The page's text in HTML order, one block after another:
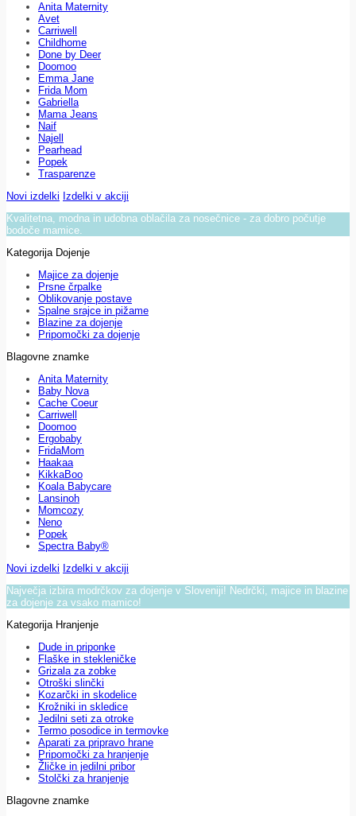
Anita Maternity
Avet
Carriwell
Childhome
Done by Deer
Doomoo
Emma Jane
Frida Mom
Gabriella
Mama Jeans
Naif
Najell
Pearhead
Popek
Trasparenze
Novi izdelki Izdelki v akciji
Kvalitetna, modna in udobna oblačila za nosečnice - za dobro počutje
bodoče mamice.
Kategorija Dojenje
Majice za dojenje
Prsne črpalke
Oblikovanje postave
Spalne srajce in pižame
Blazine za dojenje
Pripomočki za dojenje
Blagovne znamke
Anita Maternity
Baby Nova
Cache Coeur
Carriwell
Doomoo
Ergobaby
FridaMom
Haakaa
KikkaBoo
Koala Babycare
Lansinoh
Momcozy
Neno
Popek
Spectra Baby®
Novi izdelki Izdelki v akciji
Največja izbira modrčkov za dojenje v Sloveniji! Nedrčki, majice in blazine
za dojenje za vsako mamico!
Kategorija Hranjenje
Dude in priponke
Flaške in stekleničke
Grizala za zobke
Otroški slinčki
Kozarčki in skodelice
Krožniki in skledice
Jedilni seti za otroke
Termo posodice in termovke
Aparati za pripravo hrane
Pripomočki za hranjenje
Žličke in jedilni pribor
Stolčki za hranjenje
Blagovne znamke